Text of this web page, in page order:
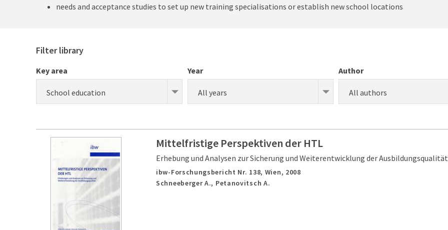
needs and acceptance studies to set up new training specialisations or establish new school locations
Filter library
Key area
School education
Year
All years
Author
All authors
Mittelfristige Perspektiven der HTL
Erhebung und Analysen zur Sicherung und Weiterentwicklung der Ausbildungsqualität
ibw-Forschungsbericht Nr. 138, Wien, 2008
Schneeberger A., Petanovitsch A.